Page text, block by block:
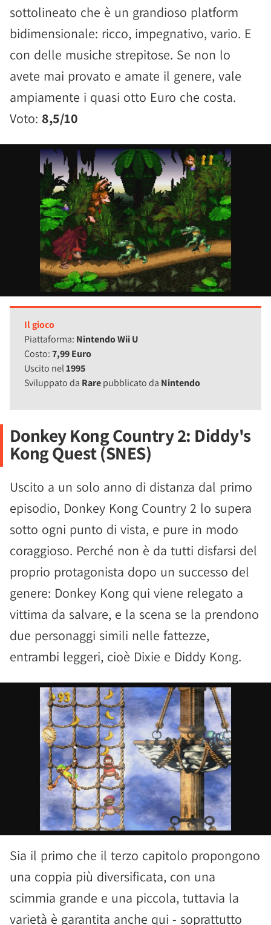
sottolineato che è un grandioso platform
bidimensionale: ricco, impegnativo, vario. E
con delle musiche strepitose. Se non lo
avete mai provato e amate il genere, vale
ampiamente i quasi otto Euro che costa.
Voto: 8,5/10
Il gioco
Piattaforma: Nintendo Wii U
Costo:7,99 Euro
Uscito nel1995
Sviluppato da Rarepubblicato da Nintendo
Donkey Kong Country 2: Diddy's
Kong Quest (SNES)
Uscito a un solo anno di distanza dal primo
episodio, Donkey Kong Country 2 lo supera
sotto ogni punto di vista, e pure in modo
coraggioso. Perché non è da tutti disfarsi del
proprio protagonista dopo un successo del
genere: Donkey Kong qui viene relegato a
vittima da salvare, e la scena se la prendono
due personaggi simili nelle fattezze,
entrambi leggeri, cioè Dixie e Diddy Kong.
Sia il primo che il terzo capitolo propongono
una coppia più diversificata, con una
scimmia grande e una piccola, tuttavia la
varietà è garantita anche qui - soprattutto